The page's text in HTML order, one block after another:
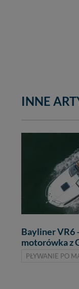
INNE
Bayliner VR6
motorówka z
PŁYWANIE PO